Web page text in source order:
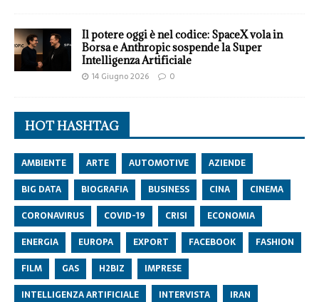
Il potere oggi è nel codice: SpaceX vola in
Borsa e Anthropic sospende la Super
Intelligenza Artificiale
14 Giugno 2026 0
HOT HASHTAG
AMBIENTE ARTE AUTOMOTIVE
AZIENDE
BIG DATA
BIOGRAFIA BUSINESS CINA
CINEMA
CORONAVIRUS
COVID-19 CRISI
ECONOMIA
ENERGIA
EUROPA EXPORT FACEBOOK
FASHION
FILM
GAS H2BIZ
IMPRESE
INTELLIGENZA ARTIFICIALE
INTERVISTA IRAN